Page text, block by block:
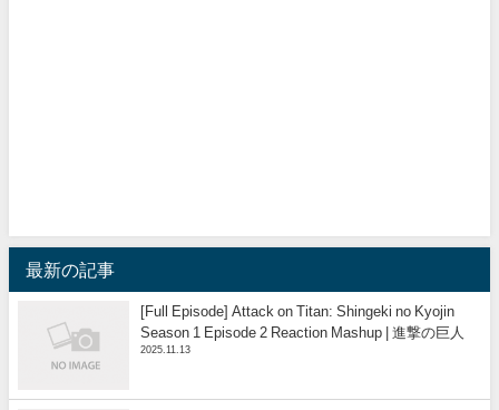
最新の記事
[Full Episode] Attack on Titan: Shingeki no Kyojin
Season 1 Episode 2 Reaction Mashup | 進撃の巨人
2025.11.13